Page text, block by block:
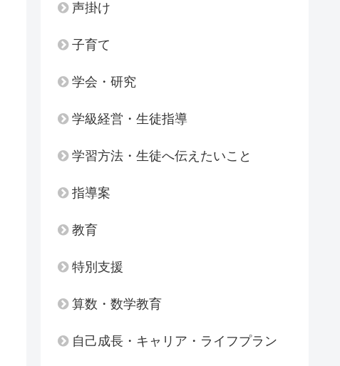
声掛け
子育て
学会・研究
学級経営・生徒指導
学習方法・生徒へ伝えたいこと
指導案
教育
特別支援
算数・数学教育
自己成長・キャリア・ライフプラン